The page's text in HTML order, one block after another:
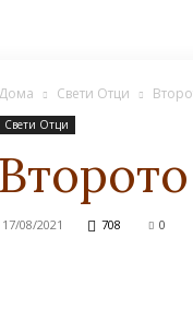
Дома Свети Отци
Свети Отци
17/08/2021 708 0